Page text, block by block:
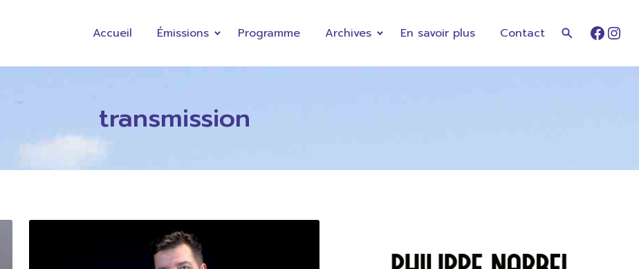
Accueil Émissions Programme Archives En savoir plus Contact
transmission